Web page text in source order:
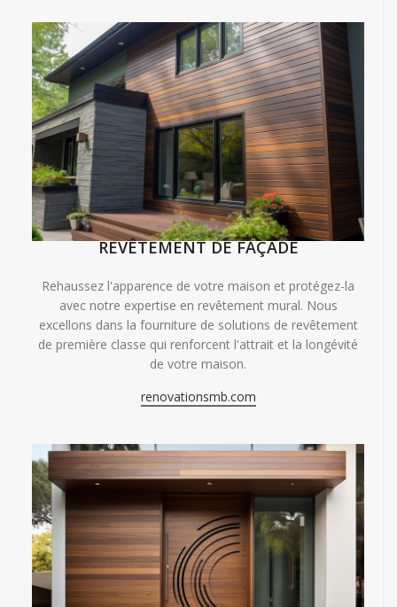
REVÊTEMENT DE FAÇADE
Rehaussez l'apparence de votre maison et protégez-la
avec notre expertise en revêtement mural. Nous
excellons dans la fourniture de solutions de revêtement
de première classe qui renforcent l'attrait et la longévité
de votre maison.
renovationsmb.com